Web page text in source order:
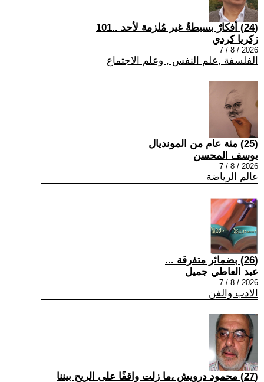
(24) أفكارٌ بسيطةٌ غير مُلزمة لأحد ..101
زكريا كردي
2026 / 8 / 7
الفلسفة ,علم النفس , وعلم الاجتماع
(25) مئة عام من المونديال
يوسف المحسن
2026 / 8 / 7
عالم الرياضة
(26) بضمائر متفرقة ...
عبد العاطي جميل
2026 / 8 / 7
الادب والفن
(27) محمود درويش ،ما زلت واقفًا على الريح بيننا